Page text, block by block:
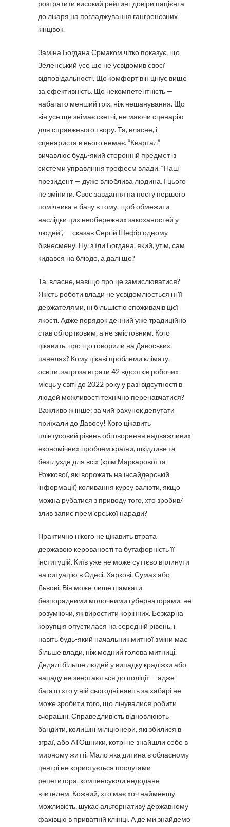
розтратити високий рейтинг довіри пацієнта
до лікаря на погладжування гангренозних
кінцівок.
Заміна Богдана Єрмаком чітко показує, що
Зеленський усе ще не усвідомив своєї
відповідальності. Що комфорт він цінує вище
за ефективність. Що некомпетентність —
набагато менший гріх, ніж нешанування. Що
він усе ще знімає скетчі, не маючи сценарію
для справжнього твору. Та, власне, і
сценариста в нього немає. “Квартал”
вичавлює будь-який сторонній предмет із
системи управління трофеєм влади. “Наш
президент — дуже влюблива людина. І цього
не змінити. Своє завдання на посту першого
помічника я бачу в тому, щоб обмежити
наслідки цих необережних закоханостей у
людей”, — сказав Сергій Шефір одному
бізнесмену. Ну, з’їли Богдана, який, утім, сам
кидався на блюдо, а далі що?
Та, власне, навіщо про це замислюватися?
Якість роботи влади не усвідомлюється ні її
держателями, ні більшістю споживачів цієї
якості. Адже порядок денний уже традиційно
став обгортковим, а не змістовним. Кого
цікавить, про що говорили на Давоських
панелях? Кому цікаві проблеми клімату,
освіти, загроза втрати 42 відсотків робочих
місць у світі до 2022 року у разі відсутності в
людей можливості технічно перенавчатися?
Важливо ж інше: за чий рахунок депутати
приїхали до Давосу! Кого цікавить
плінтусовий рівень обговорення надважливих
економічних проблем країни, шкідливе та
безглузде для всіх (крім Маркарової та
Рожкової, які ворожать на інсайдерській
інформації) коливання курсу валюти, якщо
можна рубатися з приводу того, хто зробив/
злив запис прем’єрської наради?
Практично нікого не цікавить втрата
державою керованості та бутафорність її
інституцій. Київ уже не може суттєво вплинути
на ситуацію в Одесі, Харкові, Сумах або
Львові. Він може лише шамкати
безпорадними молочними губернаторами, не
розуміючи, як виростити корінних. Безкарна
корупція опустилася на середній рівень, і
навіть будь-який начальник митної зміни має
більше влади, ніж модний голова митниці.
Дедалі більше людей у випадку крадіжки або
нападу не звертаються до поліції — адже
багато хто у ній сьогодні навіть за хабарі не
може зробити того, що лінувалися робити
вчорашні. Справедливість відновлюють
бандити, колишні міліціонери, які збилися в
зграї, або АТОшники, котрі не знайшли себе в
мирному житті. Мало яка дитина в обласному
центрі не користується послугами
репетитора, компенсуючи недодане
вчителем. Кожний, хто має хоч найменшу
можливість, шукає альтернативу державному
фахівцю в приватній клініці. А де ми знайдемо